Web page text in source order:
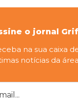
o jornal
na sua caixa
notícias da